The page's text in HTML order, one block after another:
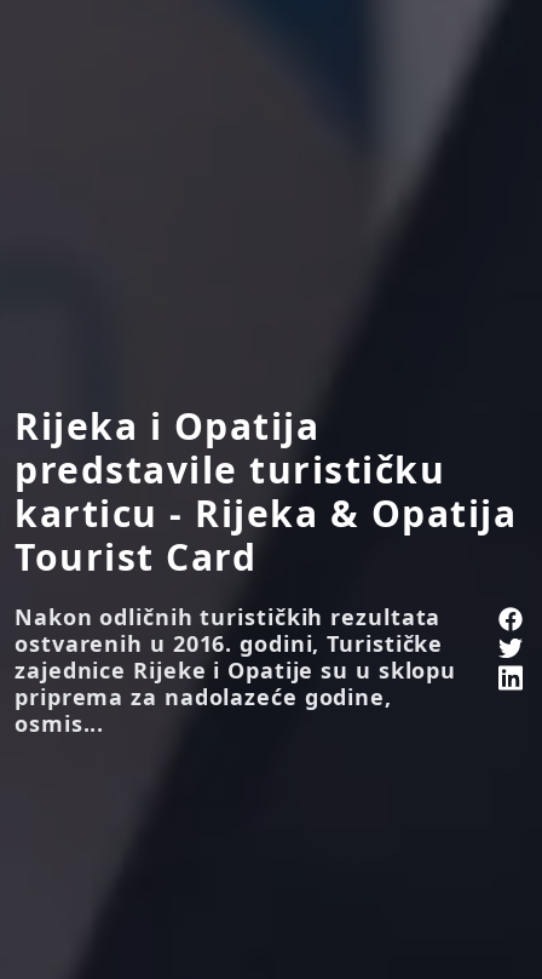
Rijeka i Opatija
predstavile turističku
karticu - Rijeka & Opatija
Tourist Card
Nakon odličnih turističkih rezultata
ostvarenih u 2016. godini, Turističke
zajednice Rijeke i Opatije su u sklopu
priprema za nadolazeće godine,
osmis...